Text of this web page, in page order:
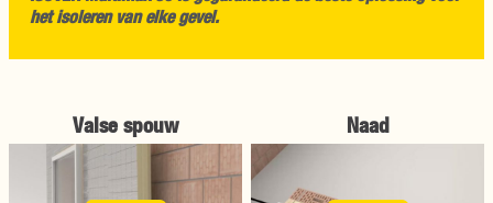
het isoleren van elke gevel.
Valse spouw Naad